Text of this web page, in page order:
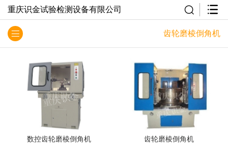
重庆识金试验检测设备有限公司
齿轮磨棱倒角机
数控齿轮磨棱倒角机 齿轮磨棱倒角机